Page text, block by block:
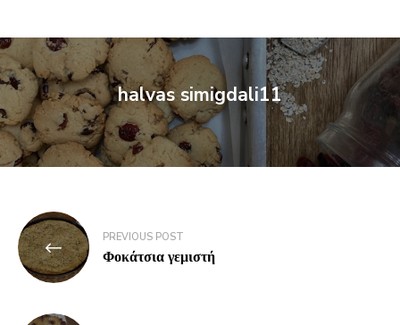
halvas simigdali11
PREVIOUS POST
Φοκάτσια γεμιστή